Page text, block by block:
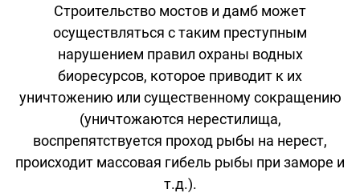
Строительство мостов и дамб может
осуществляться с таким преступным
нарушением правил охраны водных
биоресурсов, которое приводит к их
уничтожению или существенному сокращению
(уничтожаются нерестилища,
воспрепятствуется проход рыбы на нерест,
происходит массовая гибель рыбы при заморе и
т.д.).